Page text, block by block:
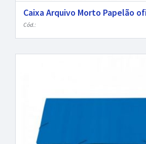
Caixa Arquivo Morto Papelão
Cód.: